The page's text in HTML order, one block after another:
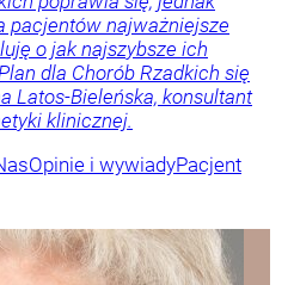
pacjentów najważniejsze
o jak najszybsze ich
dla Chorób Rzadkich się
Latos-Bieleńska, konsultant
klinicznej.
Opinie i wywiadyPacjent